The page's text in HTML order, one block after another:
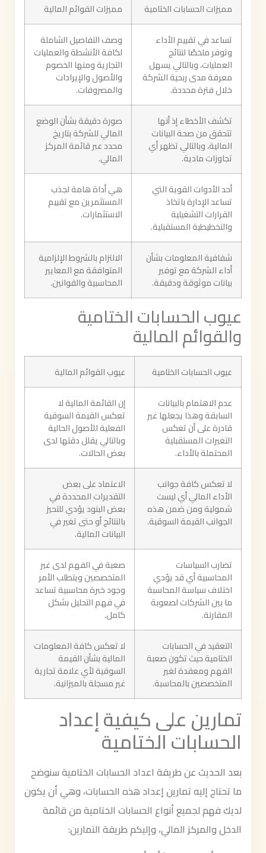
مميزات الحسابات الختامية
مميزات القوائم المالية
تساعد في تقييم الأداء
وتوفر ملخصًا لنتائج
العمليات، وبالتالي يسهل
معرفة مدى ربحية الشركة
خلال فترة محددة.
وصف التفاصيل الشاملة
لكافة الأنشطة والعمليات
التجارية ومنها الخصوم
والأصول والإيرادات
والمصروفات.
تكشف الأخطاء إذ أنها
تتحقق من صحة البيانات
المالية، وبالتالي تظهر أي
تجاوزات مادية.
صورة دقيقة بشأن الوضع
المالي للشركة بتاريخ
محدد عبر قائمة المركز
المالي.
أحد الأدوات القوية التي
تساعد الإدارة باتخاذ
القرارات التشغيلية
والتخطيطية المستقبلية.
هي أداة هامة لجذب
المستثمرين مع تقييم
الاستثمارات.
شفافية المعلومات بشأن
أداء الشركة مع توفير
بيانات موثوقة ودقيقة.
الالتزام بالشروط الإلزامية
المتوافقة مع المعايير
المحاسبية والقوانين.
عيوب الحسابات الختامية
والقوائم المالية
عيوب الحسابات الختامية
عيوب القوائم المالية
عدم الاهتمام بالبيانات
السابقة وهذا يجعلها غير
قادرة على أن تعكس
التغيرات المستقبلية
المحتملة بالأداء.
إن القائمة المالية لا
تعكس القيمة السوقية
الفعلية للأصول الحالية
وبالتالي يقلل دقتها لدى
بعض الحالات.
لا تعكس كافة جوانب
الأداء المالي أي ليست
شمولية ومن ضمن هذه
الجوانب القيمة السوقية.
الاعتماد على بعض
التقديرات المحددة في
بعض البنود يؤدي للتحيز
بالنتائج أو حتى تغير في
البيانات المالية.
تضارب السياسات
المحاسبية أي قد يؤدي
اختلاف سياسة المحاسبة
ما بين الشركات لصعوبة
المقارنة.
صعبة في الفهم لدى غير
المتخصصين ويتطلب الأمر
وجود خبرة محاسبية تساعد
في فهم التحليل بشكل
كامل.
التعقيد في الحسابات
الختامية حيث تكون صعبة
الفهم ومعقدة لغير
المتخصصين بالمحاسبة.
لا تعكس كافة المعلومات
المالية بشأن القيمة
السوقية لأي علامة تجارية
غير مسجلة بالميزانية.
تمارين على كيفية إعداد
الحسابات الختامية
بعد الحديث عن طريقة اعداد الحسابات الختامية سنوضح
ما تحتاج إليه تمارين إعداد هذه الحسابات، وهي أن يكون
لديك فهم لجميع أنواع الحسابات الختامية من قائمة
الدخل والمركز المالي، وإليكم طريقة التمارين: